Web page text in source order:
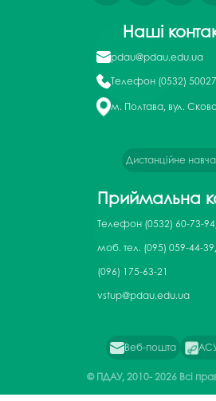
Наші
pdau@pdau.edu.ua
Телефон (0532)
м. Полтава, вул.
Дистанційне
Приймальна
Телефон (0532) 60-73-
моб. тел. (095) 059-44-39,
(096) 175-63-21
vstup@pdau.edu.ua
Веб-пошта
© ПДАУ, 2010-2026 Всі